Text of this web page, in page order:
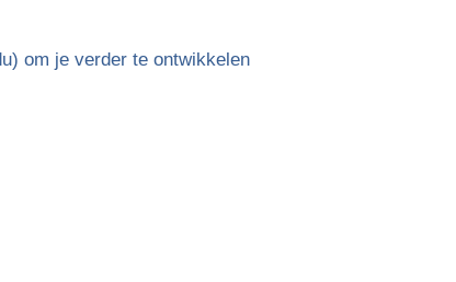
om je verder te ontwikkelen